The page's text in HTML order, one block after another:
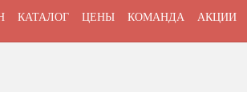
КАТАЛОГ ЦЕНЫ КОМАНДА АКЦИИ
197км,